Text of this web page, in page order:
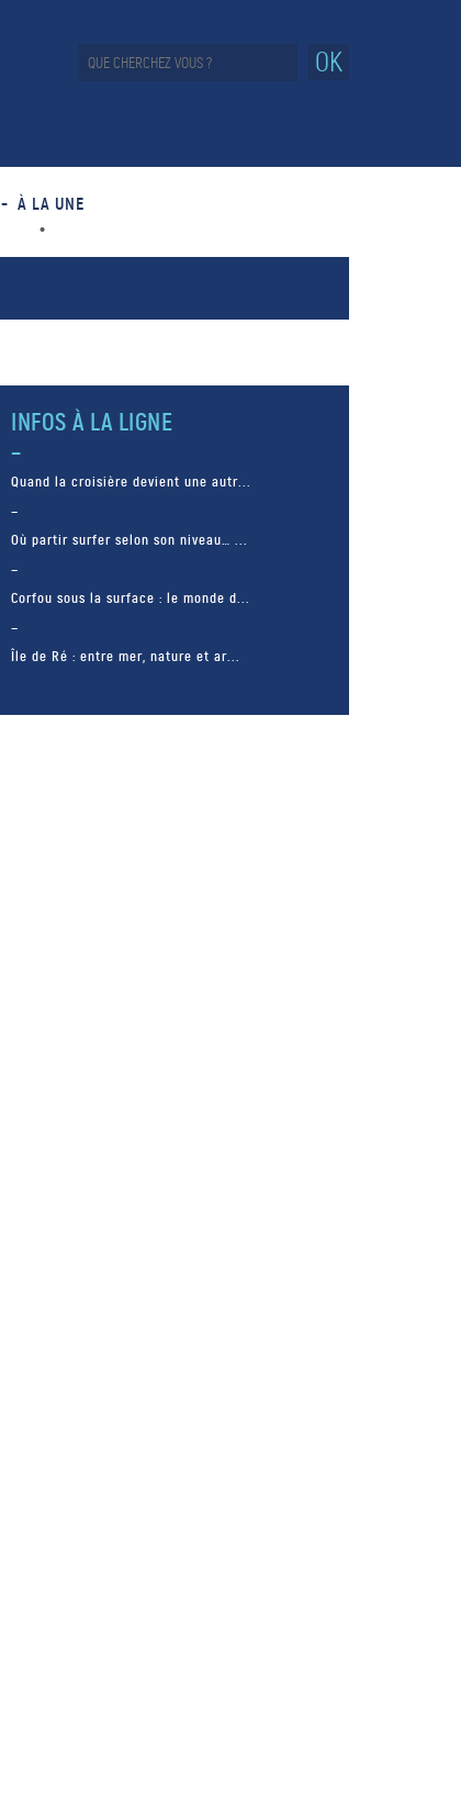
OK
À LA UNE
INFOS À LA LIGNE
Quand la croisière devient une autr...
Où partir surfer selon son niveau… ...
Corfou sous la surface : le monde d...
Île de Ré : entre mer, nature et ar...